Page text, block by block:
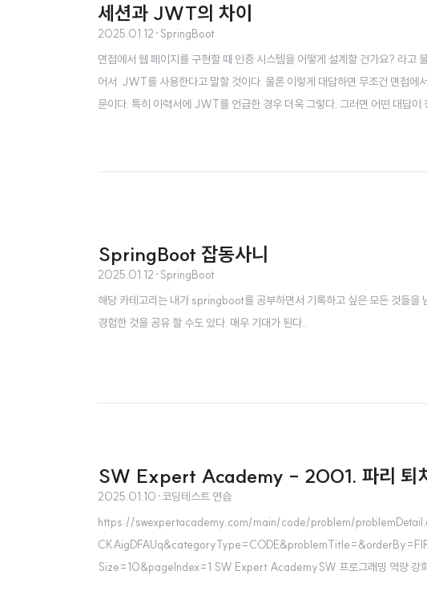
세션과 JWT의 차이
2025.01.12 ·SpringBoot
면접에서 웹 페이지를 구현할 때 인증 시스템을 어떻게 설계할 건가요? 라고
어서 JWT를 사용한다고 말할 것이다. 물론 이렇게 대답하면 무조건 면접
문이다. 특히 이력서에 JWT를 언급한 경우 더욱 그렇다. 그러면 어떤 대답
SpringBoot 잡동사니
2025.01.12 ·SpringBoot
해당 카테고리는 내가 springboot를 공부하면서 기록하고 싶은 모든 것들을
경험한 것을 공유 할 수도 있다. 매우 기대가 된다..
SW Expert Academy - 2001. 파리 퇴
2025.01.10 ·코딩테스트 연습
https://swexpertacademy.com/main/code/problem/
Size=10&pageIndex=1 SW Expert AcademySW 프로그래밍 역량 강